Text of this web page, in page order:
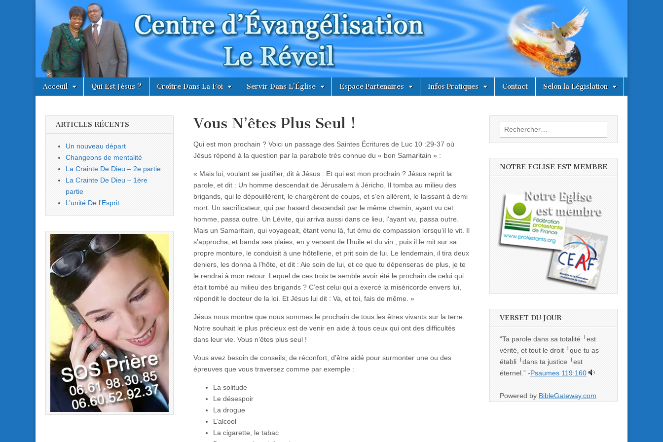
Centre
Évangélique
Le Réveil
Main
menu
Skip
Acceuil Qui Est Jésus ? Croître Dans La Foi Servir Dans L’Église Espace Partenaires Infos Pratiques Contact Selon la Législation
Vous N’êtes Plus Seul !
Qui est mon prochain ? Voici un passage des Saintes Écritures de Luc 10 :29-37 où
Jésus répond à la question par la parabole très connue du « bon Samaritain » :
« Mais lui, voulant se justifier, dit à Jésus : Et qui est mon prochain ? Jésus reprit la
parole, et dit : Un homme descendait de Jérusalem à Jéricho. Il tomba au milieu des
brigands, qui le dépouillèrent, le chargèrent de coups, et s’en allèrent, le laissant à demi
mort. Un sacrificateur, qui par hasard descendait par le même chemin, ayant vu cet
homme, passa outre. Un Lévite, qui arriva aussi dans ce lieu, l’ayant vu, passa outre.
Mais un Samaritain, qui voyageait, étant venu là, fut ému de compassion lorsqu’il le vit. Il
s’approcha, et banda ses plaies, en y versant de l’huile et du vin ; puis il le mit sur sa
propre monture, le conduisit à une hôtellerie, et prit soin de lui. Le lendemain, il tira deux
deniers, les donna à l’hôte, et dit : Aie soin de lui, et ce que tu dépenseras de plus, je te
le rendrai à mon retour. Lequel de ces trois te semble avoir été le prochain de celui qui
était tombé au milieu des brigands ? C’est celui qui a exercé la miséricorde envers lui,
répondit le docteur de la loi. Et Jésus lui dit : Va, et toi, fais de même. »
Jésus nous montre que nous sommes le prochain de tous les êtres vivants sur la terre.
Notre souhait le plus précieux est de venir en aide à tous ceux qui ont des difficultés
dans leur vie. Vous n’êtes plus seul !
Vous avez besoin de conseils, de réconfort, d’être aidé pour surmonter une ou des
épreuves que vous traversez comme par exemple :
La solitude
Le désespoir
La drogue
L’alcool
La cigarette, le tabac
ARTICLES RÉCENTS
Un nouveau départ
Changeons de mentalité
La Crainte De Dieu – 2e partie
La Crainte De Dieu – 1ère
partie
L’unité De l’Esprit
Rechercher :
NOTRE EGLISE EST MEMBRE
VERSET DU JOUR
“Ta parole dans sa totalité ╵est
vérité, et tout le droit ╵que tu as
établi ╵dans ta justice ╵est
éternel.” -Psaumes 119:160
Powered by BibleGateway.com